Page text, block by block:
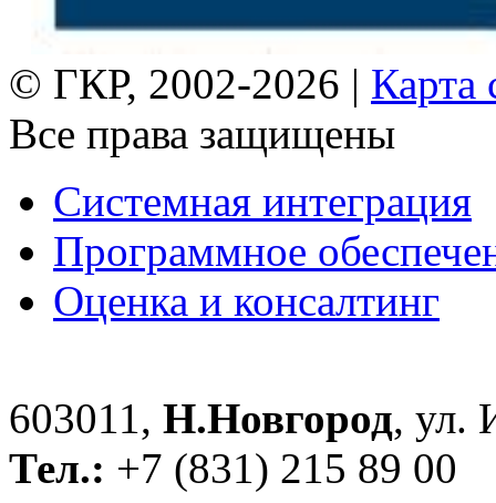
© ГКР, 2002-2026 | Карта
Все права защищены
Системная интеграция
Программное
Оценка и консалтинг
603011, Н.Новгород, ул.
Тел.: +7 (831) 215 89 00